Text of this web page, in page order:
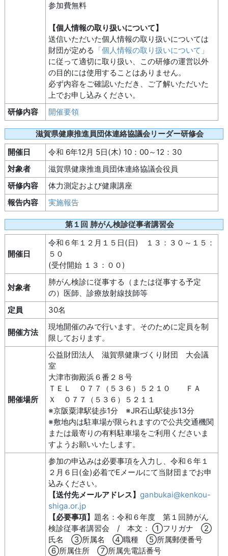
参加費無料
【個人情報の取り扱いについて】
送信いただいた個人情報の取り扱いについては
財団が定める 「個人情報の取り扱いについて」
に従って適切に取り扱い、この研修の運営以外
の目的には使用することはありません。
必ず内容をご確認いただき、ご了解いただいた
上でお申し込みください。
研修内容
開催要領
滋賀県健康推進員団体連絡協議会リーダー研修会
開催日
令和 6年12月 5日(木) 10：00～12：30
対象者
滋賀県健康推進員団体連絡協議会役員
研修内容
体力測定および健康講座
報告内容
実施報告
第１回 肺がん検診従事者講習会
開催日
令和６年１２月１５日(日) １３：３０～１５：
５０
(受付開始 １３：００)
対象者
肺がん検診に従事する（または従事する予定
の）医師、診療放射線技師等
定員
30名
開催方法
現地開催のみで行います。そのために定員を制
限しております。
開催場所
公益財団法人 滋賀県健康づくり財団 大会議
室
大津市御殿浜６番２８号
ＴＥＬ ０７７（５３６）５２１０ ＦＡ
Ｘ ０７７（５３６）５２１１
※京阪粟津駅徒歩1分 ※JR石山駅徒歩13分
※敷地内は駐車場が限られますので公共交通機関
または最寄りの有料駐車場をご利用くださいま
すようお願いいたします。
参加の申込みは必要事項を入力し、令和６年１
２月６日(金)必着でEメールにて当財団までお申
込みください。
【送付先メールアドレス】ganbukai@kenkou-
shiga.or.jp
【必要事項】 題名：令和６年度 第１回肺がん
検診従事者講習会 / 本文： ①フリガナ ②
氏名 ③所属名 ④職種 ⑤所属郵便番号
⑥所属住所 ⑦所属先電話番号